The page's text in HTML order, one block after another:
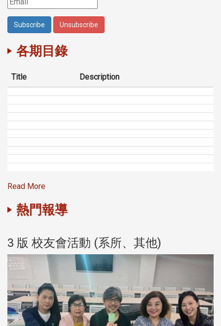
各期目錄
Title Description
Read More
熱門報導
3 版 校友會活動 (系所、其他)